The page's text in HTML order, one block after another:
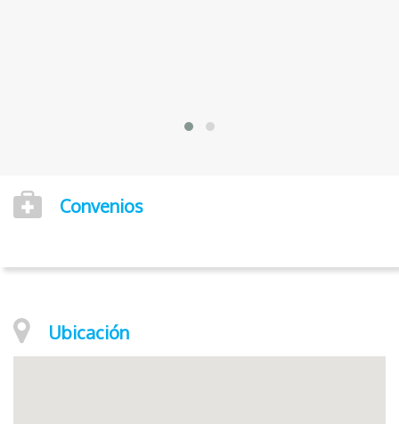
Convenios
Ubicación